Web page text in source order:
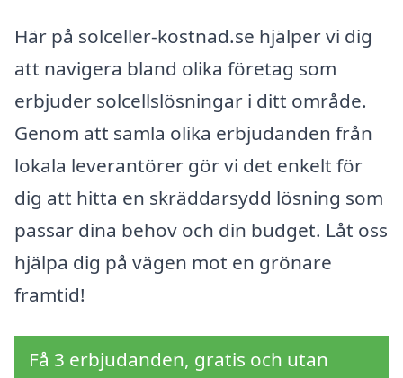
Här på solceller-kostnad.se hjälper vi dig
att navigera bland olika företag som
erbjuder solcellslösningar i ditt område.
Genom att samla olika erbjudanden från
lokala leverantörer gör vi det enkelt för
dig att hitta en skräddarsydd lösning som
passar dina behov och din budget. Låt oss
hjälpa dig på vägen mot en grönare
framtid!
Få 3 erbjudanden, gratis och utan